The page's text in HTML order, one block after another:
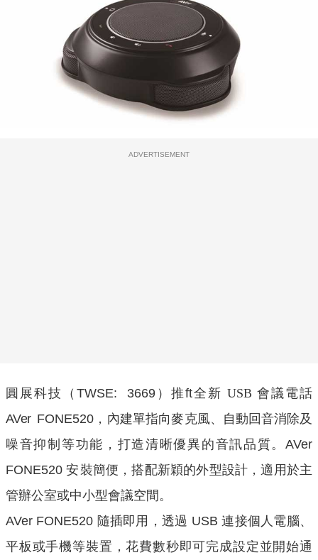
ADVERTISEMENT
圓展科技（ TWSE: 3669 ）推ft全新 USB 會議電話
AVer FONE520 ，內建單指向麥克風、自動回音消除及
噪音抑制等功能，打造清晰優異的音訊品質。 AVer
FONE520安 裝簡便，搭配新穎的外型設計，適用於主
管辦公室或中小型會議空間。
AVer FONE520 隨插即用，透過 USB 連接個人電腦、
平板或手機等裝置，花費數秒即可完成設定並開始通